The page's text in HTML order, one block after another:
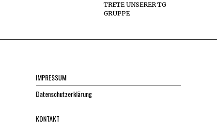
TRETE UNSERER TG
GRUPPE
IMPRESSUM
Datenschutzerklärung
KONTAKT